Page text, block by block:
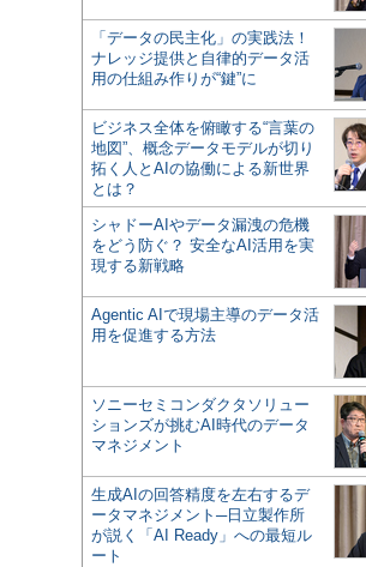
「データの民主化」の実践法！
ナレッジ提供と自律的データ活
用の仕組み作りが“鍵”に
ビジネス全体を俯瞰する“言葉の
地図”、概念データモデルが切り
拓く人とAIの協働による新世界
とは？
シャドーAIやデータ漏洩の危機
をどう防ぐ？ 安全なAI活用を実
現する新戦略
Agentic AIで現場主導のデータ活
用を促進する方法
ソニーセミコンダクタソリュー
ションズが挑むAI時代のデータ
マネジメント
生成AIの回答精度を左右するデ
ータマネジメント─日立製作所
が説く「AI Ready」への最短ル
ート